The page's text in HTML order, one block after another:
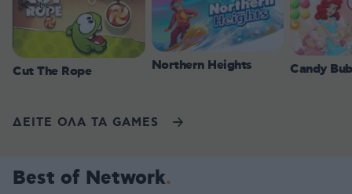
Cut The Rope Northern Heights Candy
ΔΕΙΤΕ ΟΛΑ ΤΑ GAMES
Best of Network